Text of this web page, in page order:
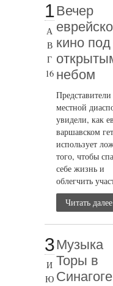
1
А
В
Г
16
Вечер
кино под
небом
Представители
местной
увидели, как
варшавском
использует
того, чтобы
себе жизнь и
облегчить
Читать далее
3
И
Ю
Музыка
Торы в
Синагоге